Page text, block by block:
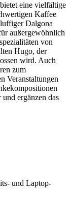
eine vielfältige
Kaffee
Dalgona
außergewöhnlich
von
Hugo, der
wird. Auch
zum
Veranstaltungen
ergänzen das
und Laptop-